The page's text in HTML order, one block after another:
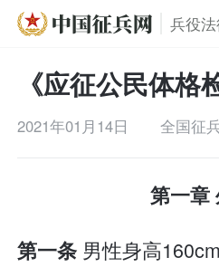
兵役
《应征公民体
2021年01月14日 全国征
第一章
第一条 男性身高